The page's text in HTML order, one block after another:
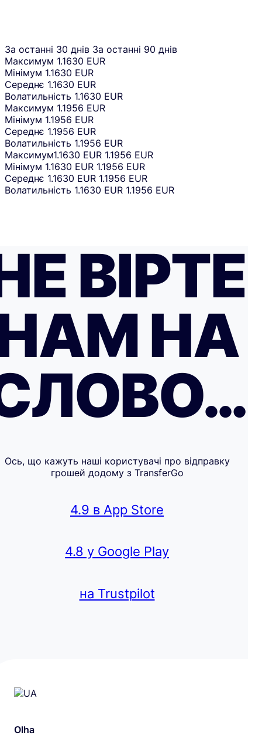
За останні 30 днів За останні 90 днів
Максимум 1.1630 EUR
Мінімум 1.1630 EUR
Середнє 1.1630 EUR
Волатильність 1.1630 EUR
Максимум 1.1956 EUR
Мінімум 1.1956 EUR
Середнє 1.1956 EUR
Волатильність 1.1956 EUR
Максимум1.1630 EUR 1.1956 EUR
Мінімум 1.1630 EUR 1.1956 EUR
Середнє 1.1630 EUR 1.1956 EUR
Волатильність 1.1630 EUR 1.1956 EUR
ВІРТЕ
НА
Ось, що кажуть наші користувачі про відправку
грошей додому з TransferGo
4.9 в App Store
4.8 у Google Play
на Trustpilot
Olha